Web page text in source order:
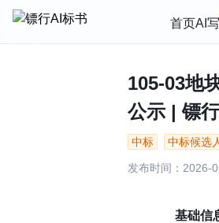
首页AI
105-03地
公示 | 镖
中标 中标候选
发布时间：2026-
基础信